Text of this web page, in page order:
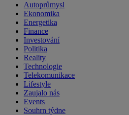
Autoprůmysl
Ekonomika
Energetika
Finance
Investování
Politika
Reality
Technologie
Telekomunikace
Lifestyle
Zaujalo nás
Events
Souhrn týdne